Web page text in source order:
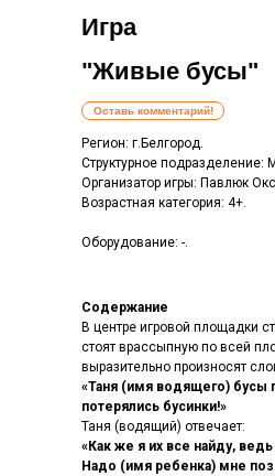
Игра
"Живые бусы"
Регион: г.Белгород.
Структурное
Организатор игры: Павлюк
Возрастная категория: 4+.
Оборудование: -.
Оставь комментарий!
Содержание
В центре игровой площадки
стоят врассыпную по всей
выразительно произносят
«Таня (имя водящего) бусы
потерялись бусинки!»
Таня (водящий) отвечает:
«Как же я их все найду,
Надо (имя ребенка) мне